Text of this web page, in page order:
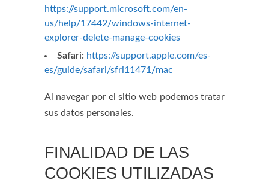
https://support.microsoft.com/en-
us/help/17442/windows-internet-
explorer-delete-manage-cookies
Safari: https://support.apple.com/es-
es/guide/safari/sfri11471/mac
Al navegar por el sitio web podemos tratar
sus datos personales.
FINALIDAD DE LAS
COOKIES UTILIZADAS